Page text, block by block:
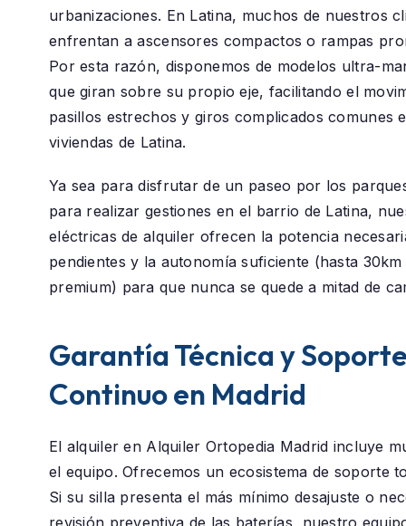
urbanizaciones. En Latina, muchos de nuestros
enfrentan a ascensores compactos o rampas
Por esta razón, disponemos de modelos ultra-
que giran sobre su propio eje, facilitando el
pasillos estrechos y giros complicados comunes
viviendas de Latina.
Ya sea para disfrutar de un paseo por los
para realizar gestiones en el barrio de Latina,
eléctricas de alquiler ofrecen la potencia
pendientes y la autonomía suficiente (hasta
premium) para que nunca se quede a mitad de
Garantía Técnica y
Continuo en Madrid
El alquiler en Alquiler Ortopedia Madrid incluye
el equipo. Ofrecemos un ecosistema de soporte
Si su silla presenta el más mínimo desajuste o